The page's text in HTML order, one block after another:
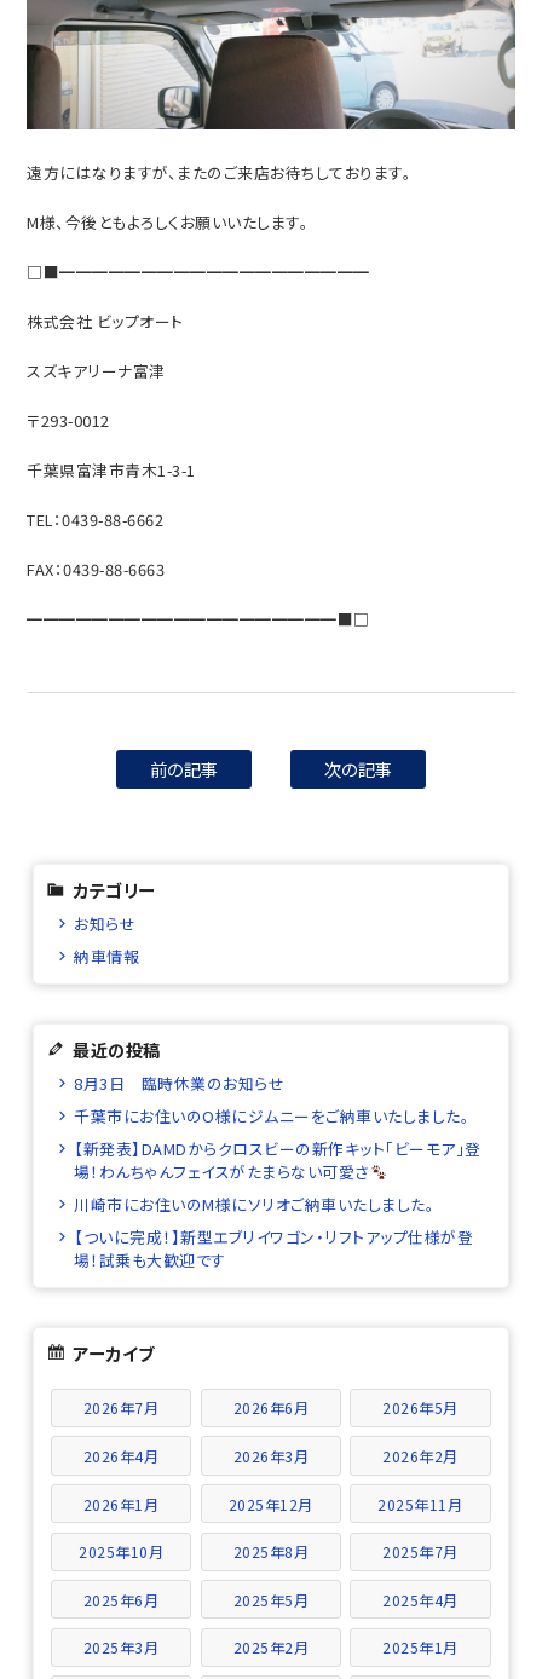
遠方にはなりますが、またのご来店お待ちしております。
M様、今後ともよろしくお願いいたします。
□■━━━━━━━━━━━━━━━━━━━
株式会社 ビップオート
スズキアリーナ富津
〒293-0012
千葉県富津市青木1-3-1
TEL：0439-88-6662
FAX：0439-88-6663
━━━━━━━━━━━━━━━━━━━■□
前の記事 次の記事
カテゴリー
お知らせ
納車情報
最近の投稿
8月3日 臨時休業のお知らせ
千葉市にお住いのO様にジムニーをご納車いたしました。
【新発表】DAMDからクロスビーの新作キット「ビーモア」登
場！わんちゃんフェイスがたまらない可愛さ
川崎市にお住いのM様にソリオご納車いたしました。
【ついに完成！】新型エブリイワゴン・リフトアップ仕様が登
場！試乗も大歓迎です
アーカイブ
2026年7月 2026年6月 2026年5月
2026年4月 2026年3月 2026年2月
2026年1月 2025年12月 2025年11月
2025年10月 2025年8月 2025年7月
2025年6月 2025年5月 2025年4月
2025年3月 2025年2月 2025年1月